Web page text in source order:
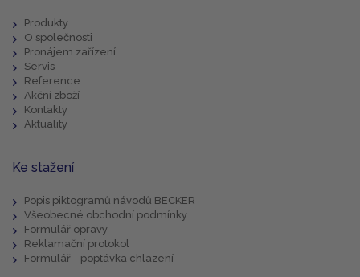
Produkty
O společnosti
Pronájem zařízení
Servis
Reference
Akční zboží
Kontakty
Aktuality
Ke stažení
Popis piktogramů návodů BECKER
Všeobecné obchodní podmínky
Formulář opravy
Reklamační protokol
Formulář - poptávka chlazení